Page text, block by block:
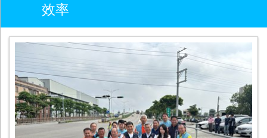
效率